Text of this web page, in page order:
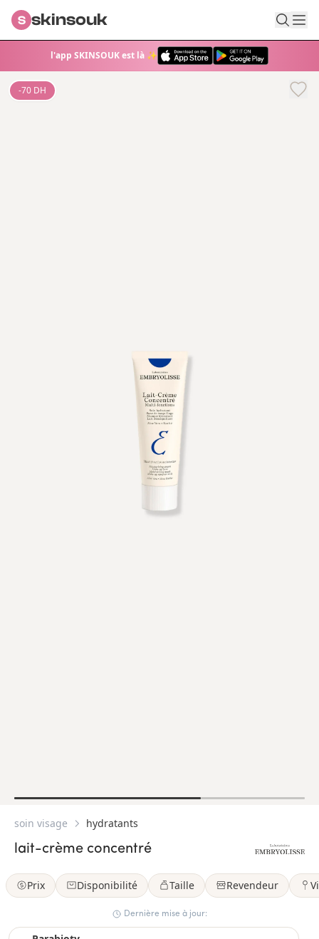
l'app SKINSOUK est là ✨
S skinsouk
-70 DH
soin visage hydratants
lait-crème concentré
Prix Disponibilité Taille Revendeur
Dernière mise à jour: